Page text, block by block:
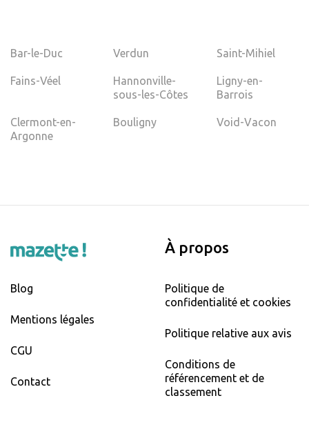
Bar-le-Duc Verdun Saint-Mihiel
Fains-Véel
Hannonville-
sous-les-Côtes
Ligny-en-
Barrois
Clermont-en-
Argonne
Bouligny Void-Vacon
Blog
Mentions légales
CGU
Contact
À propos
Politique de
confidentialité et cookies
Politique relative aux avis
Conditions de
référencement et de
classement